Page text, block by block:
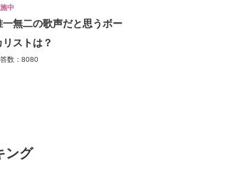
中
一無二の歌声だと思うボー
リストは？
答数：8080
ング